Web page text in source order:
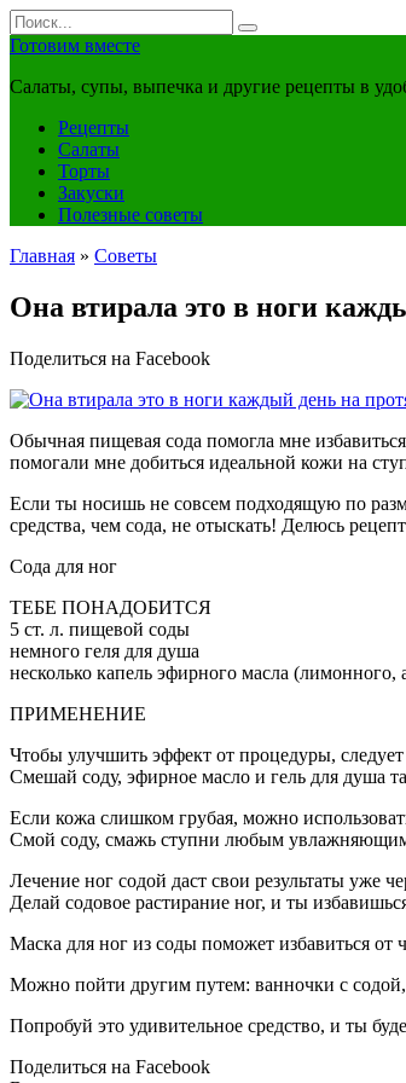
Перейти
к
Search
for:
Готовим вместе
Салаты, супы, выпечка и другие рецепты в
Рецепты
Салаты
Торты
Закуски
Полезные советы
Главная » Советы
Она втирала это в ноги
Поделиться на Facebook
Обычная пищевая сода помогла мне
помогали мне добиться идеальной кожи на
Если ты носишь не совсем подходящую по
средства, чем сода, не отыскать! Делюсь
Сода для ног
ТЕБЕ ПОНАДОБИТСЯ
5 ст. л. пищевой соды
немного геля для душа
несколько капель эфирного масла (лимонного,
ПРИМЕНЕНИЕ
Чтобы улучшить эффект от процедуры,
Смешай соду, эфирное масло и гель для душа
Если кожа слишком грубая, можно
Смой соду, смажь ступни любым
Лечение ног содой даст свои результаты уже
Делай содовое растирание ног, и ты
Маска для ног из соды поможет избавиться от
Можно пойти другим путем: ванночки с содой,
Попробуй это удивительное средство, и ты
Поделиться на Facebook